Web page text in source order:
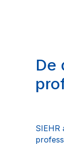
De
SIEHR